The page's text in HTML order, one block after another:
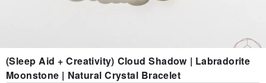
(Sleep Aid + Creativity) Cloud Shadow | Labradorite
Moonstone | Natural Crystal Bracelet